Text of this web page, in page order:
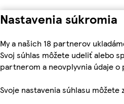
Nastavenia súkromia
My a našich 18 partnerov
Svoj súhlas môžete udeliť alebo
partnerom a neovplyvnia údaje o
Svoje nastavenia súhlasu